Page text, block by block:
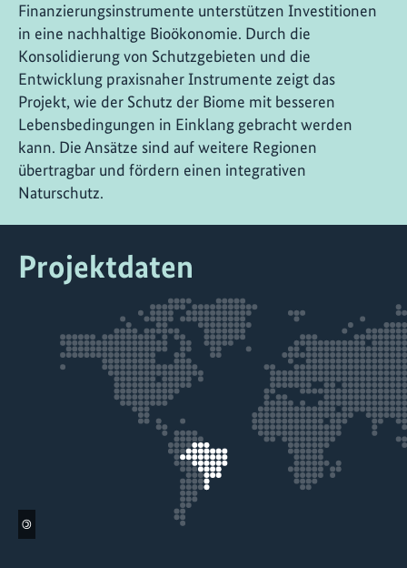
Finanzierungsinstrumente unterstützen Investitionen
in eine nachhaltige Bioökonomie. Durch die
Konsolidierung von Schutzgebieten und die
Entwicklung praxisnaher Instrumente zeigt das
Projekt, wie der Schutz der Biome mit besseren
Lebensbedingungen in Einklang gebracht werden
kann. Die Ansätze sind auf weitere Regionen
übertragbar und fördern einen integrativen
Naturschutz.
Projektdaten
©